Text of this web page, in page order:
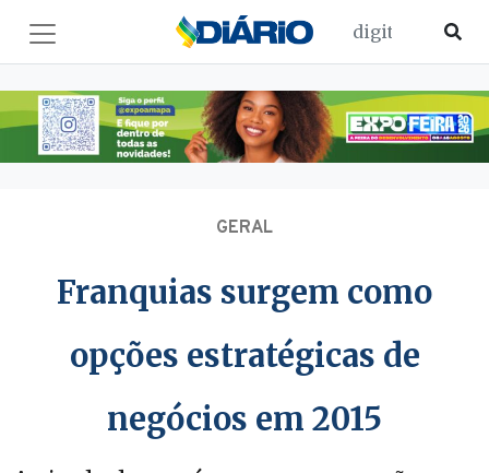
GERAL
Franquias surgem como
opções estratégicas de
negócios em 2015